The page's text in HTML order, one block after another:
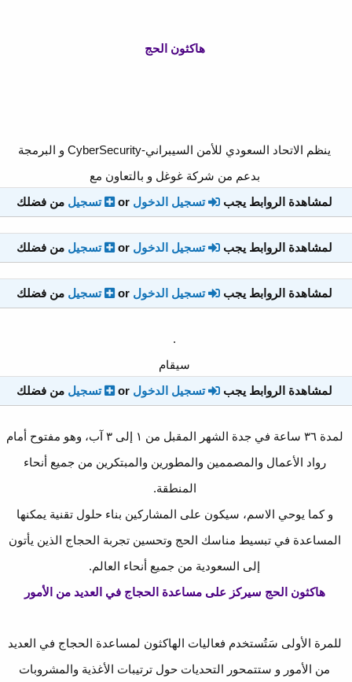
هاكثون الحج
ينظم الاتحاد السعودي للأمن السيبراني-CyberSecurity و البرمجة
بدعم من شركة غوغل و بالتعاون مع
لمشاهدة الروابط يجب
تسجيل الدخول or تسجيل من فضلك
لمشاهدة الروابط يجب تسجيل الدخول or تسجيل من فضلك
لمشاهدة الروابط يجب تسجيل الدخول or تسجيل من فضلك
سيقام
لمشاهدة الروابط يجب
تسجيل الدخول or تسجيل من فضلك
لمدة ٣٦ ساعة في جدة الشهر المقبل من ١ إلى ٣ آب، وهو مفتوح أمام
رواد الأعمال والمصممين والمطورين والمبتكرين من جميع أنحاء
المنطقة.
و كما يوحي الاسم، سيكون على المشاركين بناء حلول تقنية يمكنها
المساعدة في تبسيط مناسك الحج وتحسين تجربة الحجاج الذين يأتون
إلى السعودية من جميع أنحاء العالم.
هاكثون الحج سيركز على مساعدة الحجاج في العديد من الأمور
للمرة الأولى سَتُستخدم فعاليات الهاكثون لمساعدة الحجاج في العديد
من الأمور و ستتمحور التحديات حول ترتيبات الأغذية والمشروبات